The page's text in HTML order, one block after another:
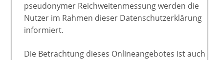
pseudonymer Reichweitenmessung werden die
Nutzer im Rahmen dieser Datenschutzerklärung
informiert.
Die Betrachtung dieses Onlineangebotes ist auch